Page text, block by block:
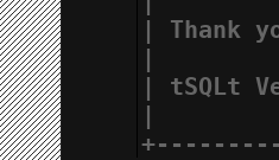
| Thank
|
| tSQLt
|